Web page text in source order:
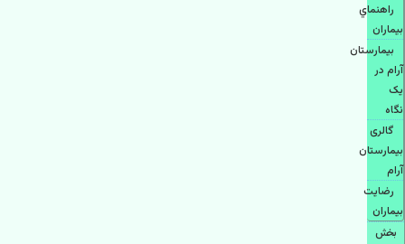
راهنماي
بیماران
بیمارستان
آرام در
یک
نگاه
گالری
بیمارستان
آرام
رضایت
بیماران
بخش